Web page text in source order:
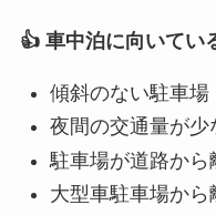
👍 車中泊に向いてい
傾斜のない駐車場
夜間の交通量が少
駐車場が道路から
大型車駐車場か